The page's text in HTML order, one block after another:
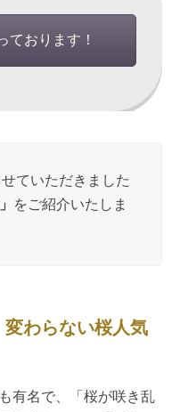
ております！
ていただきました
」
をご紹介いたしま
変わらない桜人気
有名で、「桜が咲き乱